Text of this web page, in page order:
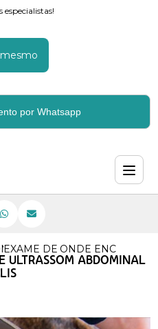
por Whatsapp
VETERINARIO
EXAME DE ULTRASSOM
ONDE
ULTRASSOM ABDOMINAL